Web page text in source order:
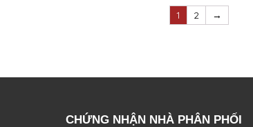
1 2 →
CHỨNG NHẬN NHÀ PHÂN PHỐI